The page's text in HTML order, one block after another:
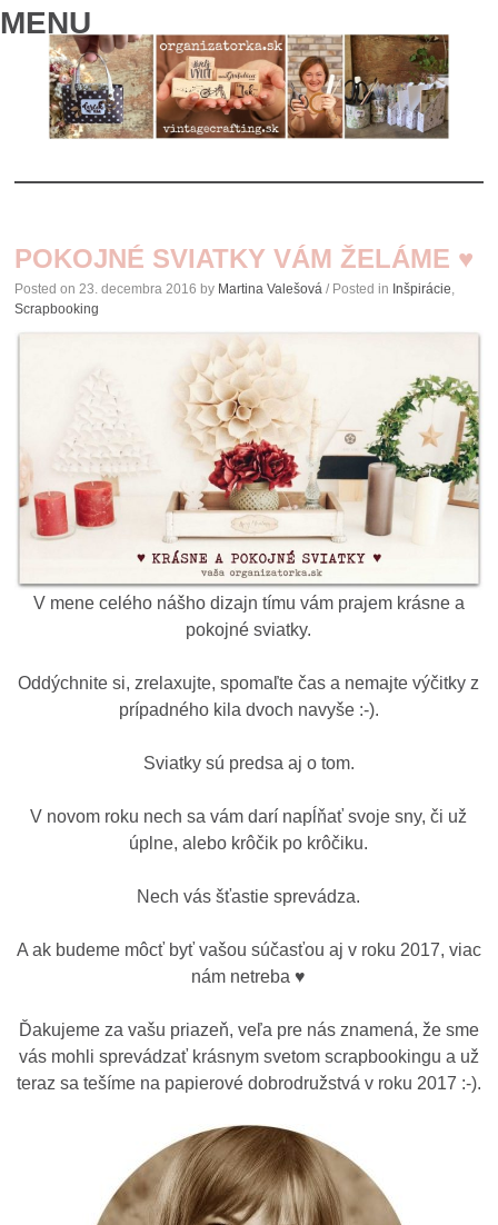
MENU
CONTENT
POKOJNÉ SVIATKY VÁM ŽELÁME ♥
Posted on 23. decembra 2016 by Martina Valešová / Posted in Inšpirácie
Scrapbooking
V mene celého nášho dizajn tímu vám prajem krásne a
pokojné sviatky.
Oddýchnite si, zrelaxujte, spomaľte čas a nemajte výčitky z
prípadného kila dvoch navyše :-).
Sviatky sú predsa aj o tom.
V novom roku nech sa vám darí napĺňať svoje sny, či už
úplne, alebo krôčik po krôčiku.
Nech vás šťastie sprevádza.
A ak budeme môcť byť vašou súčasťou aj v roku 2017, viac
nám netreba ♥
Ďakujeme za vašu priazeň, veľa pre nás znamená, že sme
vás mohli sprevádzať krásnym svetom scrapbookingu a už
teraz sa tešíme na papierové dobrodružstvá v roku 2017 :-).